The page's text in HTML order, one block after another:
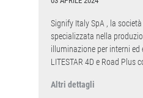
Signify Italy SpA , la
specializzata nella
illuminazione per interni ed
LITESTAR 4D e Road Plus
Altri dettagli